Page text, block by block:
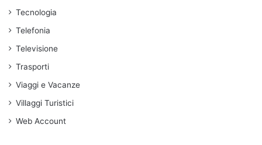
Tecnologia
Telefonia
Televisione
Trasporti
Viaggi e Vacanze
Villaggi Turistici
Web Account